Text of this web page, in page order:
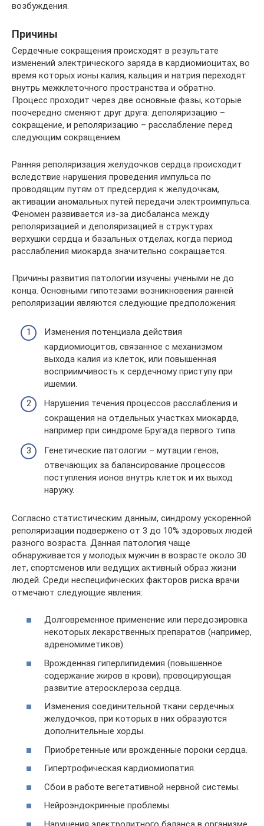
возбуждения.
Причины
Сердечные сокращения происходят в результате
изменений электрического заряда в кардиомиоцитах, во
время которых ионы калия, кальция и натрия переходят
внутрь межклеточного пространства и обратно.
Процесс проходит через две основные фазы, которые
поочередно сменяют друг друга: деполяризацию –
сокращение, и реполяризацию – расслабление перед
следующим сокращением.
Ранняя реполяризация желудочков сердца происходит
вследствие нарушения проведения импульса по
проводящим путям от предсердия к желудочкам,
активации аномальных путей передачи электроимпульса.
Феномен развивается из-за дисбаланса между
реполяризацией и деполяризацией в структурах
верхушки сердца и базальных отделах, когда период
расслабления миокарда значительно сокращается.
Причины развития патологии изучены учеными не до
конца. Основными гипотезами возникновения ранней
реполяризации являются следующие предположения:
Изменения потенциала действия
кардиомиоцитов, связанное с механизмом
выхода калия из клеток, или повышенная
восприимчивость к сердечному приступу при
ишемии.
Нарушения течения процессов расслабления и
сокращения на отдельных участках миокарда,
например при синдроме Бругада первого типа.
Генетические патологии – мутации генов,
отвечающих за балансирование процессов
поступления ионов внутрь клеток и их выход
наружу.
Согласно статистическим данным, синдрому ускоренной
реполяризации подвержено от 3 до 10% здоровых людей
разного возраста. Данная патология чаще
обнаруживается у молодых мужчин в возрасте около 30
лет, спортсменов или ведущих активный образ жизни
людей. Среди неспецифических факторов риска врачи
отмечают следующие явления:
Долговременное применение или передозировка
некоторых лекарственных препаратов (например,
адреномиметиков).
Врожденная гиперлипидемия (повышенное
содержание жиров в крови), провоцирующая
развитие атеросклероза сердца.
Изменения соединительной ткани сердечных
желудочков, при которых в них образуются
дополнительные хорды.
Приобретенные или врожденные пороки сердца.
Гипертрофическая кардиомиопатия.
Сбои в работе вегетативной нервной системы.
Нейроэндокринные проблемы.